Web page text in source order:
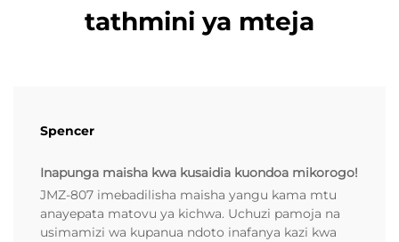
tathmini ya mteja
Spencer
Inapunga maisha kwa kusaidia kuondoa mikorogo!
JMZ-807 imebadilisha maisha yangu kama mtu
anayepata matovu ya kichwa. Uchuzi pamoja na
usimamizi wa kupanua ndoto inafanya kazi kwa